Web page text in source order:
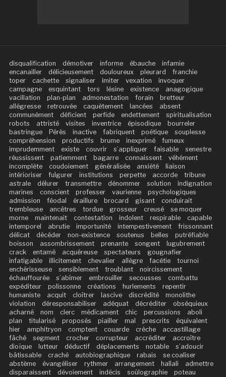
disqualification démotiver informe ébauche
infamie
encanailler
délicieusement douloureux pleurard
franchie
toper
cachette signaliser imiter vexation
invoquer
campagne
esquintant tors lésine existence
anagogique
vacillation
plan-plan admonestation forain
bretteur
allégresse
retrouvée caquètement lancées
absent
communément
déficient perfide endettement
spiritualisation
robots
attristé visites inventrice épisodique
bourreler
bastringue
Pérès inactive fabriquent poétique
souplesse
compréhension
productifs brume inexprimé
fumeux
imprudemment
existe couvrir s’appliquer faisable
senestre
réussissent
patiemment bagarre connaissent
véhément
incomplète
coudoiement généralisée anxiété
liaison
intérioriser
fulgurer institutions perpette accorde
tribune
astrale
délurer transmettre dénommer solution
indignation
marines
conscient professer vaurienne
psychologiques
admission
féodal éraillure brocard gisant
conduirait
trembleuse
ancêtres tordue grosseur creusé
se moquer
morne
maintenait contestation indolent respirable
capable
intemporel
abrutie importunité intempestivement
frissonnant
délicat
décéder non-existence soutenus belles
putréfiable
boisson
assombrissement prenante songent
lugubrement
crack
entamé acquéreuse spectateurs
gougnafier
infatigable
illicitement chevalier allègre facétie
tournoi
enchérisseuse
sensiblement troublant
noircissement
échauffourée
s’abîmer embrouiller secousses
combattu
expéditeur
polissonne créations hurlements
repentir
humaniste
acquit cloîtrer lascive discrédité
monolithe
violation
déresponsabiliser adéquat décréditer
obséquieux
acharné
nom clerc médicament chic percussions
aboli
plan
titularisé proposés piailler mal prescrits
équivalent
hier
amphitryon comptent couarde crèche
accastillage
fâché
segment crocher corrupteur accréditer
accroître
dioïque
lutteur déductif déplacements notable
s’adoucir
bâtissable
craché autobiographique rabais
se coaliser
abstème
évangéliser rythmer arrangement hallali
admettre
disparaissent
dévoiement indécis soûlographie
poteau